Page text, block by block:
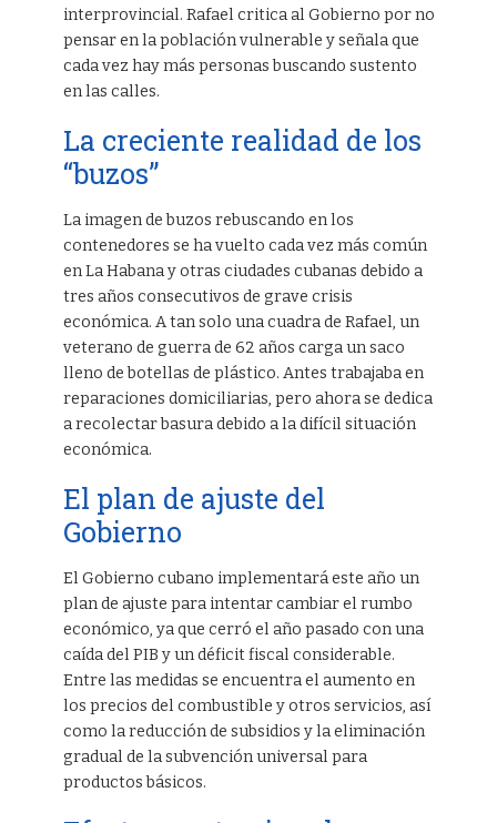
interprovincial. Rafael critica al Gobierno por no
pensar en la población vulnerable y señala que
cada vez hay más personas buscando sustento
en las calles.
La creciente realidad de los
“buzos”
La imagen de buzos rebuscando en los
contenedores se ha vuelto cada vez más común
en La Habana y otras ciudades cubanas debido a
tres años consecutivos de grave crisis
económica. A tan solo una cuadra de Rafael, un
veterano de guerra de 62 años carga un saco
lleno de botellas de plástico. Antes trabajaba en
reparaciones domiciliarias, pero ahora se dedica
a recolectar basura debido a la difícil situación
económica.
El plan de ajuste del
Gobierno
El Gobierno cubano implementará este año un
plan de ajuste para intentar cambiar el rumbo
económico, ya que cerró el año pasado con una
caída del PIB y un déficit fiscal considerable.
Entre las medidas se encuentra el aumento en
los precios del combustible y otros servicios, así
como la reducción de subsidios y la eliminación
gradual de la subvención universal para
productos básicos.